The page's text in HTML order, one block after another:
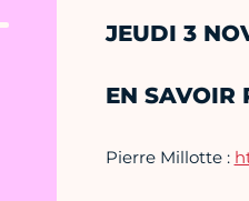
JEUDI 3
EN SAVOIR
Pierre Millotte :